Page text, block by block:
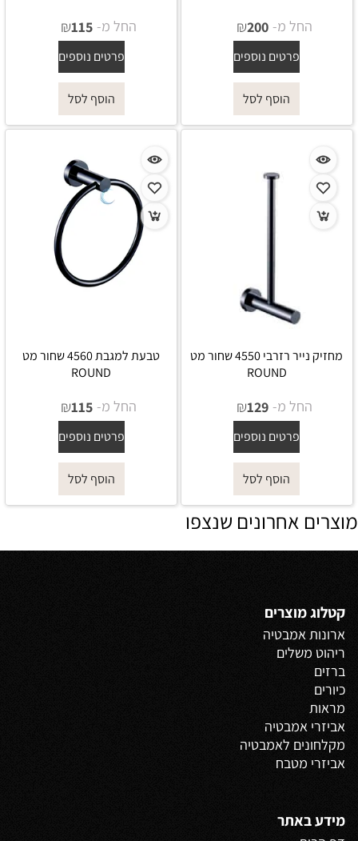
החל מ- ₪200
פרטים נוספים
הוסף לסל
החל מ- ₪115
פרטים נוספים
הוסף לסל
מחזיק נייר רזרבי 4550 שחור מט
ROUND
החל מ- ₪129
פרטים נוספים
הוסף לסל
טבעת למגבת 4560 שחור מט
ROUND
החל מ- ₪115
פרטים נוספים
הוסף לסל
מוצרים אחרונים שנצפו
קטלוג מוצרים
ארונות אמבטיה
ריהוט משלים
ברזים
כיורים
מראות
אביזרי אמבטיה
מקלחונים לאמבטיה
אביזרי מטבח
מידע באתר